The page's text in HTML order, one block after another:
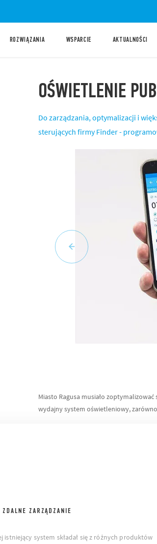
ROZWIĄZANIA WSPARCIE AKTUALNOŚCI
OŚWIETLENIE
Do zarządzania, optymalizacji i
sterujących firmy Finder -
Miasto Ragusa musiało
wydajny system oświetleniowy,
ZARZĄDZANIE
istniejący system składał się z różnych produktów